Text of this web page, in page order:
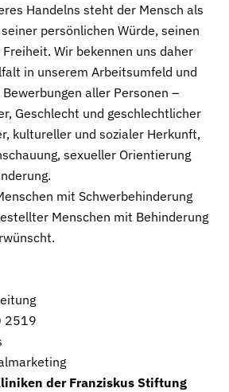
Handelns steht der Mensch als
persönlichen Würde, seinen
Wir bekennen uns daher
in unserem Arbeitsumfeld und
aller Personen –
Geschlecht und geschlechtlicher
kultureller und sozialer Herkunft,
sexueller Orientierung
mit Schwerbehinderung
Menschen mit Behinderung
2519
der Franziskus Stiftung